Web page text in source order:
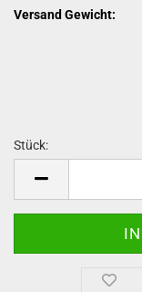
Versand Gewicht:
Stück: